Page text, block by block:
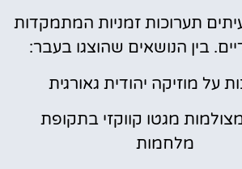
תערוכות זמניות המתמקדות
בין הנושאים שהוצגו בעבר:
על מוזיקה יהודית גאורגית
מצולמות מגטו קווקזי בתקופת
מלחמות